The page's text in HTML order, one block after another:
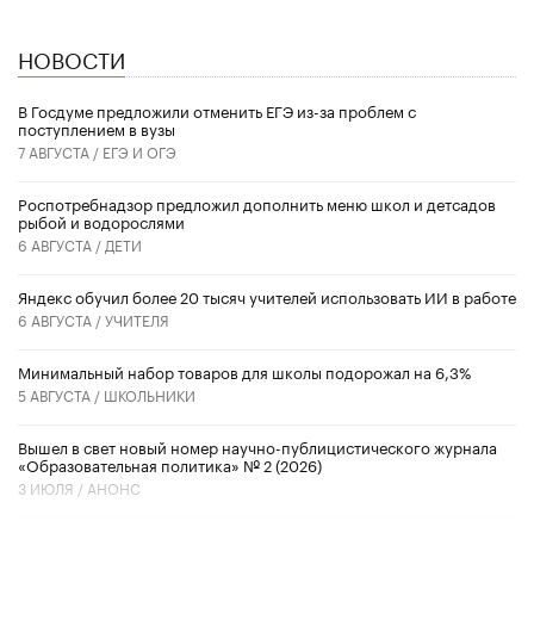
НОВОСТИ
В Госдуме предложили отменить ЕГЭ из-за проблем с
поступлением в вузы
7 АВГУСТА / ЕГЭ И ОГЭ
Роспотребнадзор предложил дополнить меню школ и детсадов
рыбой и водорослями
6 АВГУСТА / ДЕТИ
​Яндекс обучил более 20 тысяч учителей использовать ИИ в работе
6 АВГУСТА /УЧИТЕЛЯ
Минимальный набор товаров для школы подорожал на 6,3%
5 АВГУСТА / ШКОЛЬНИКИ
Вышел в свет новый номер научно-публицистического журнала
«Образовательная политика» № 2 (2026)
3 ИЮЛЯ / АНОНС